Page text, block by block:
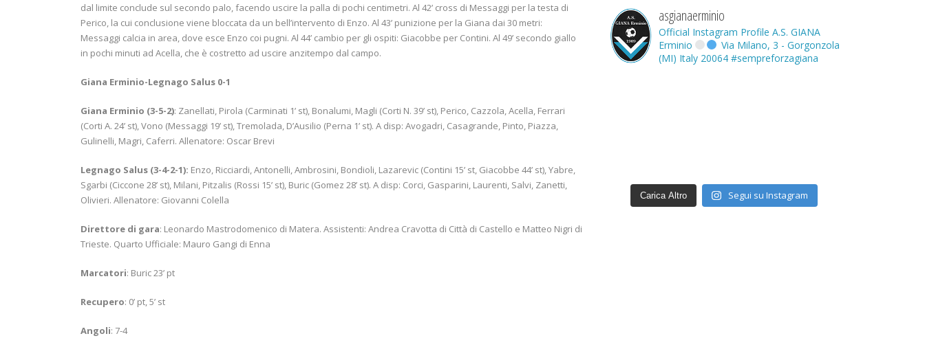
dal limite conclude sul secondo palo, facendo uscire la palla di pochi centimetri. Al 42’ cross di Messaggi per la testa di
Perico, la cui conclusione viene bloccata da un bell’intervento di Enzo. Al 43’ punizione per la Giana dai 30 metri:
Messaggi calcia in area, dove esce Enzo coi pugni. Al 44’ cambio per gli ospiti: Giacobbe per Contini. Al 49’ secondo giallo
in pochi minuti ad Acella, che è costretto ad uscire anzitempo dal campo.
Giana Erminio-Legnago Salus 0-1
Giana Erminio (3-5-2): Zanellati, Pirola (Carminati 1’ st), Bonalumi, Magli (Corti N. 39’ st), Perico, Cazzola, Acella, Ferrari
(Corti A. 24’ st), Vono (Messaggi 19’ st), Tremolada, D’Ausilio (Perna 1’ st). A disp: Avogadri, Casagrande, Pinto, Piazza,
Gulinelli, Magri, Caferri. Allenatore: Oscar Brevi
Legnago Salus (3-4-2-1): Enzo, Ricciardi, Antonelli, Ambrosini, Bondioli, Lazarevic (Contini 15’ st, Giacobbe 44’ st), Yabre,
Sgarbi (Ciccone 28’ st), Milani, Pitzalis (Rossi 15’ st), Buric (Gomez 28’ st). A disp: Corci, Gasparini, Laurenti, Salvi, Zanetti,
Olivieri. Allenatore: Giovanni Colella
Direttore di gara: Leonardo Mastrodomenico di Matera. Assistenti: Andrea Cravotta di Città di Castello e Matteo Nigri di
Trieste. Quarto Ufficiale: Mauro Gangi di Enna
Marcatori: Buric 23’ pt
Recupero: 0’ pt, 5’ st
Angoli: 7-4
asgianaerminio
Official Instagram Profile A.S. GIANA
Erminio
Via Milano, 3 - Gorgonzola
(MI) Italy 20064 #sempreforzagiana
Carica Altro Segui su Instagram